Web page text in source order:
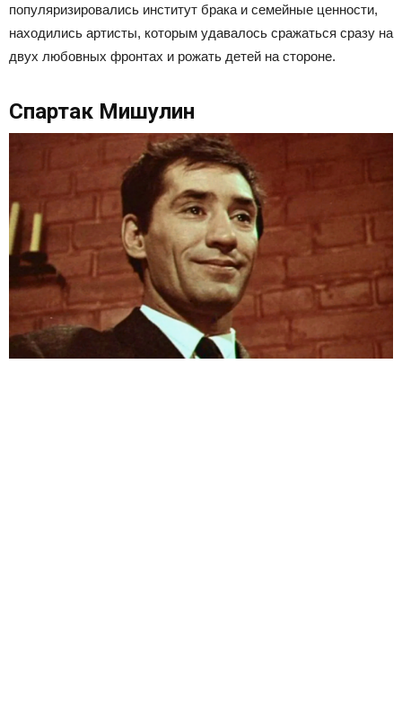
популяризировались институт брака и семейные ценности,
находились артисты, которым удавалось сражаться сразу на
двух любовных фронтах и рожать детей на стороне.
Спартак Мишулин